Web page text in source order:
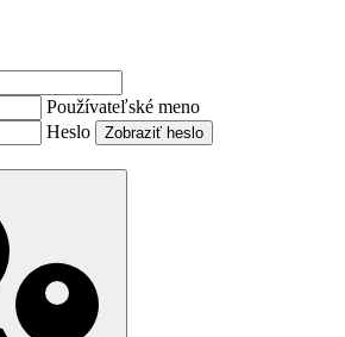
Používateľské meno
Heslo
Zobraziť heslo